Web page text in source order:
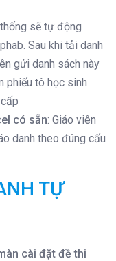
sẽ tự động
Sau khi tải danh
gửi danh sách này
phiếu tô học sinh
có sẵn: Giáo viên
danh theo đúng cấu
TỰ
cài đặt đề thi